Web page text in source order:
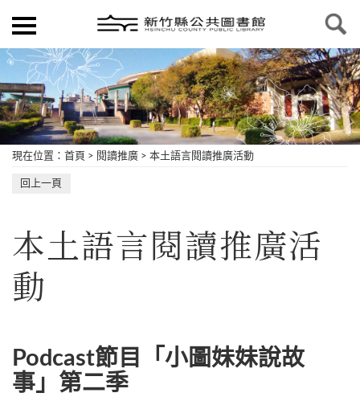
現在位置 ： 首頁 > 閱讀推廣 > 本土語言閱讀推廣活動
回上一頁
本土語言閱讀推廣活
動
Podcast節目「小圖妹妹說故
事」第二季